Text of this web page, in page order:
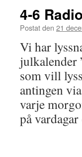
4-6
Postat den 21
Vi har
julkalender
som vill
antingen
varje
på